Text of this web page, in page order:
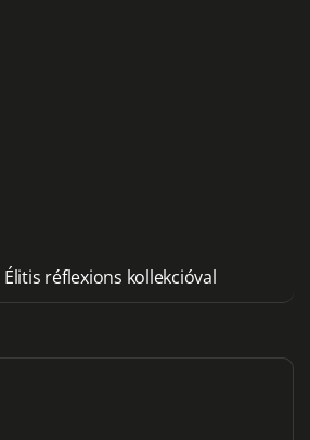
réflexions kollekcióval